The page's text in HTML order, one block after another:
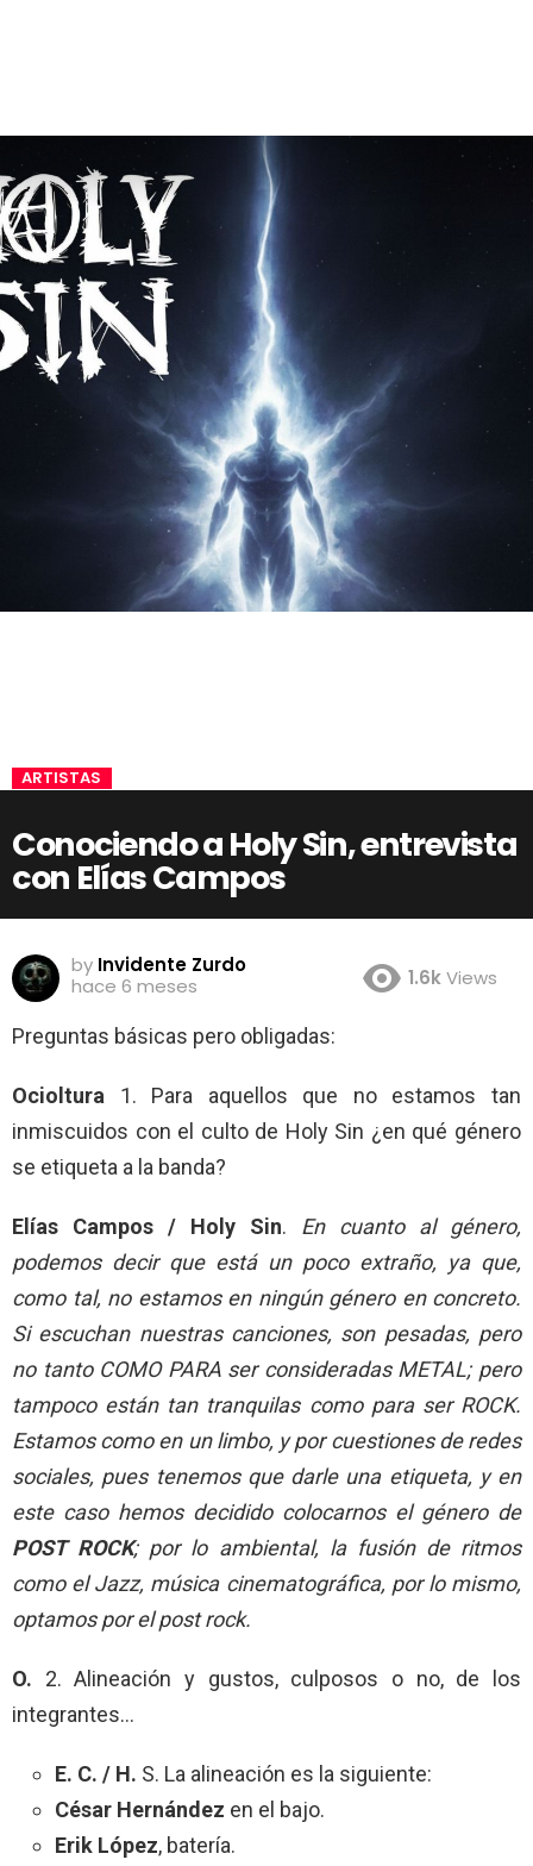
ARTISTAS
Conociendo a Holy Sin, entrevista
con Elías Campos
by Invidente Zurdo
hace 6 meses
1.6kViews
Preguntas básicas pero obligadas:
Ocioltura 1. Para aquellos que no estamos tan
inmiscuidos con el culto de Holy Sin ¿en qué género
se etiqueta a la banda?
Elías Campos / Holy Sin. En cuanto al género,
podemos decir que está un poco extraño, ya que,
como tal, no estamos en ningún género en concreto.
Si escuchan nuestras canciones, son pesadas, pero
no tanto COMO PARA ser consideradas METAL; pero
tampoco están tan tranquilas como para ser ROCK.
Estamos como en un limbo, y por cuestiones de redes
sociales, pues tenemos que darle una etiqueta, y en
este caso hemos decidido colocarnos el género de
POST ROCK; por lo ambiental, la fusión de ritmos
como el Jazz, música cinematográfica, por lo mismo,
optamos por el post rock.
O. 2. Alineación y gustos, culposos o no, de los
integrantes…
E. C. / H. S. La alineación es la siguiente:
César Hernández en el bajo.
Erik López, batería.